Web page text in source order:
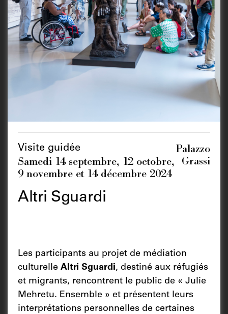
Visite guidée
Samedi 14 septembre, 12 octobre,
9 novembre et 14 décembre 2024
Palazzo
Grassi
Altri Sguardi
Les participants au projet de médiation
culturelle Altri Sguardi, destiné aux réfugiés
et migrants, rencontrent le public de « Julie
Mehretu. Ensemble » et présentent leurs
interprétations personnelles de certaines